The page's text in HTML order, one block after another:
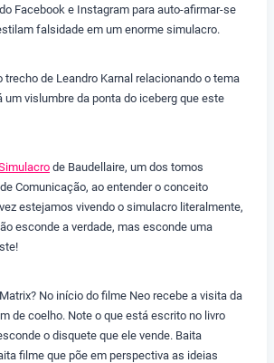
Facebook e Instagram para auto-afirmar-se
falsidade em um enorme simulacro.
trecho de Leandro Karnal relacionando o tema
um vislumbre da ponta do iceberg que este
de Baudellaire, um dos tomos
Comunicação, ao entender o conceito
estejamos vivendo o simulacro literalmente,
esconde a verdade, mas esconde uma
No início do filme Neo recebe a visita da
de coelho. Note o que está escrito no livro
o disquete que ele vende. Baita
filme que põe em perspectiva as ideias